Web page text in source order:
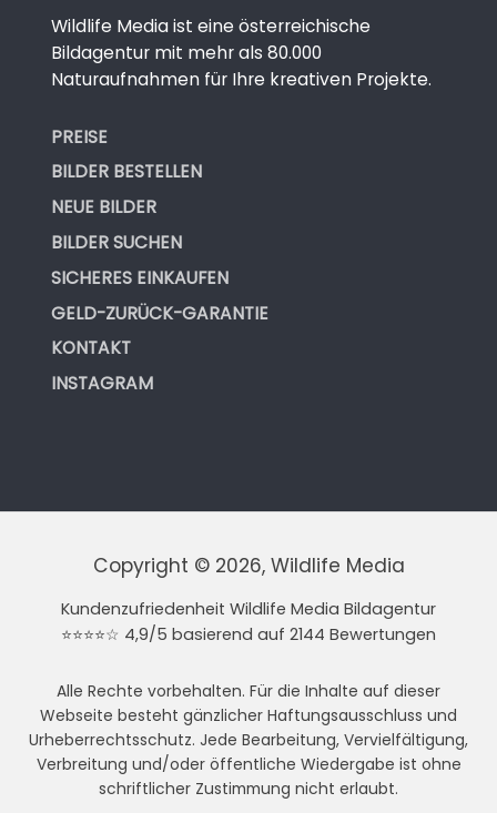
Wildlife Media ist eine österreichische
Bildagentur mit mehr als 80.000
Naturaufnahmen für Ihre kreativen Projekte.
PREISE
BILDER BESTELLEN
NEUE BILDER
BILDER SUCHEN
SICHERES EINKAUFEN
GELD-ZURÜCK-GARANTIE
KONTAKT
INSTAGRAM
Copyright © 2026, Wildlife Media
Kundenzufriedenheit Wildlife Media Bildagentur
⭐⭐⭐⭐☆ 4,9/5 basierend auf 2144 Bewertungen
Alle Rechte vorbehalten. Für die Inhalte auf dieser
Webseite besteht gänzlicher Haftungsausschluss und
Urheberrechtsschutz. Jede Bearbeitung, Vervielfältigung,
Verbreitung und/oder öffentliche Wiedergabe ist ohne
schriftlicher Zustimmung nicht erlaubt.